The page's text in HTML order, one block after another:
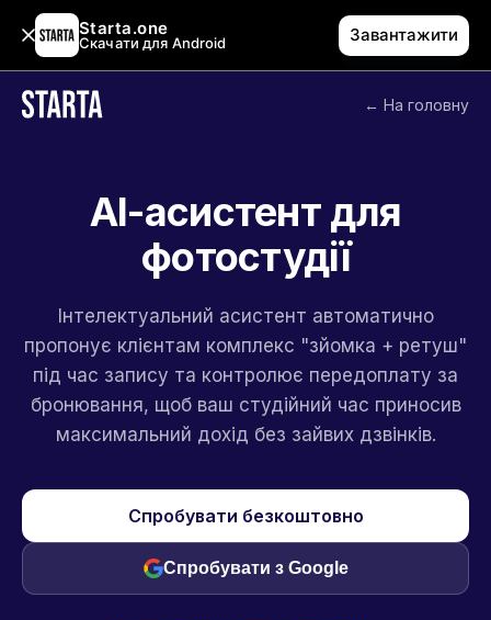
Starta.one
Скачати для Android Завантажити
← На головну
AI-асистент для
фотостудії
Інтелектуальний асистент автоматично
пропонує клієнтам комплекс "зйомка + ретуш"
під час запису та контролює передоплату за
бронювання, щоб ваш студійний час приносив
максимальний дохід без зайвих дзвінків.
Спробувати безкоштовно
Спробувати з Google